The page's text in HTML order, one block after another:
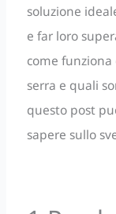
soluzione
e far loro
come
serra e quali
questo post
sapere sullo